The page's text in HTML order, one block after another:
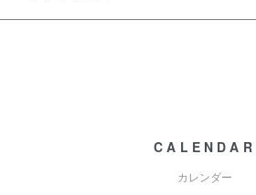
CALENDAR
カレンダー